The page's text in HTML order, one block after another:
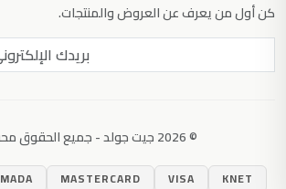
كن أول من يعرف عن العروض والمنتجات.
© 2026 جيت جولد - جميع الحقوق محفوظة.
KNET
VISA
MASTERCARD
MADA اضغط Enter للبحث